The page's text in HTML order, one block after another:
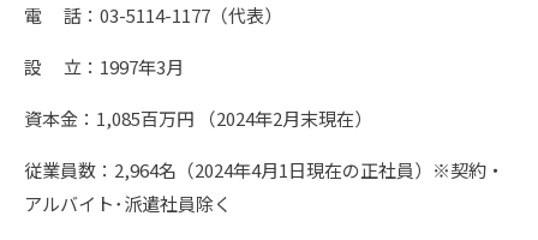
電 話：03-5114-1177（代表）
設 立：1997年3月
資本金：1,085百万円 （2024年2月末現在）
従業員数：2,964名（2024年4月1日現在の正社員）※契約・
アルバイト･派遣社員除く